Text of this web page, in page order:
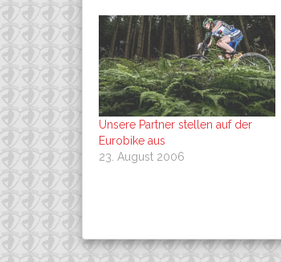
Unsere Partner stellen auf der
Eurobike aus
23. August 2006